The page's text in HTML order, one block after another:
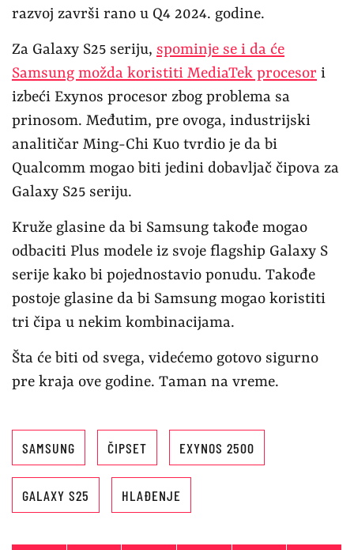
razvoj završi rano u Q4 2024. godine.
Za Galaxy S25 seriju, spominje se i da će
Samsung možda koristiti MediaTek procesor i
izbeći Exynos procesor zbog problema sa
prinosom. Međutim, pre ovoga, industrijski
analitičar Ming-Chi Kuo tvrdio je da bi
Qualcomm mogao biti jedini dobavljač čipova za
Galaxy S25 seriju.
Kruže glasine da bi Samsung takođe mogao
odbaciti Plus modele iz svoje flagship Galaxy S
serije kako bi pojednostavio ponudu. Takođe
postoje glasine da bi Samsung mogao koristiti
tri čipa u nekim kombinacijama.
Šta će biti od svega, videćemo gotovo sigurno
pre kraja ove godine. Taman na vreme.
SAMSUNG ČIPSET EXYNOS 2500
GALAXY S25 HLAĐENJE